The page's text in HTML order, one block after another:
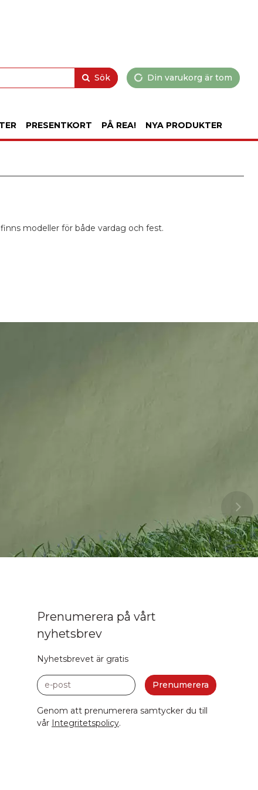
Sök Din varukorg är tom
PRESENTKORT PÅ REA! NYA PRODUKTER
modeller för både vardag och fest.
Prenumerera på vårt
nyhetsbrev
Nyhetsbrevet är gratis
e-post
Prenumerera
Genom att prenumerera samtycker du till
vår Integritetspolicy.